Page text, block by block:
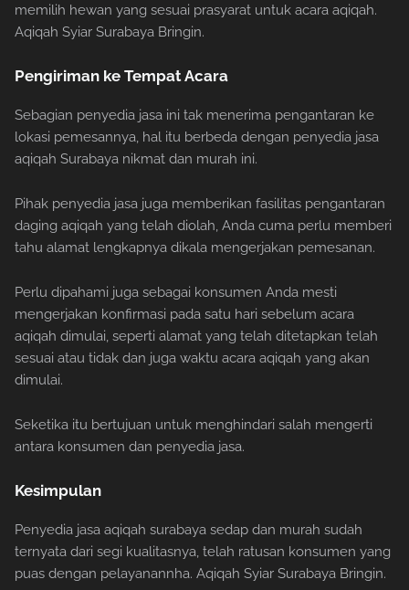
memilih hewan yang sesuai prasyarat untuk acara aqiqah.
Aqiqah Syiar Surabaya Bringin.
Pengiriman ke Tempat Acara
Sebagian penyedia jasa ini tak menerima pengantaran ke
lokasi pemesannya, hal itu berbeda dengan penyedia jasa
aqiqah Surabaya nikmat dan murah ini.
Pihak penyedia jasa juga memberikan fasilitas pengantaran
daging aqiqah yang telah diolah, Anda cuma perlu memberi
tahu alamat lengkapnya dikala mengerjakan pemesanan.
Perlu dipahami juga sebagai konsumen Anda mesti
mengerjakan konfirmasi pada satu hari sebelum acara
aqiqah dimulai, seperti alamat yang telah ditetapkan telah
sesuai atau tidak dan juga waktu acara aqiqah yang akan
dimulai.
Seketika itu bertujuan untuk menghindari salah mengerti
antara konsumen dan penyedia jasa.
Kesimpulan
Penyedia jasa aqiqah surabaya sedap dan murah sudah
ternyata dari segi kualitasnya, telah ratusan konsumen yang
puas dengan pelayanannha. Aqiqah Syiar Surabaya Bringin.